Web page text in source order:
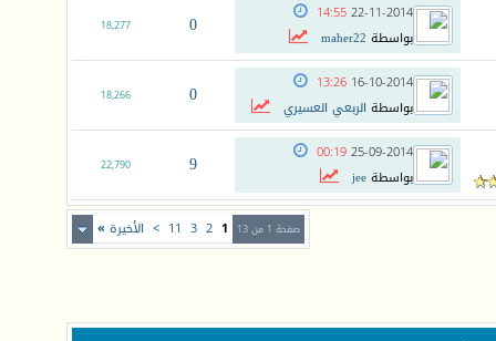
22-11-2014
14:55
بواسطة maher22
0
18,277
16-10-2014
13:26
بواسطة الربعي العسيري 0
18,266
25-09-2014
00:19
بواسطةjee
9
22,790
صفحة 1 من 13 1
2
3
11
> الأخيرة »